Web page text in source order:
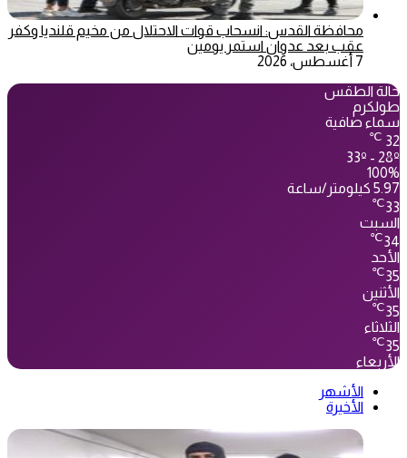
محافظة القدس: انسحاب قوات الاحتلال من مخيم قلنديا وكفر
عقب بعد عدوان استمر يومين
7 أغسطس، 2026
حالة الطقس
طولكرم
سماء صافية
32
℃
33º - 28º
100%
5.97 كيلومتر/ساعة
33
℃
السبت
34
℃
الأحد
35
℃
الأثنين
35
℃
الثلاثاء
35
℃
الأربعاء
الأشهر
الأخيرة